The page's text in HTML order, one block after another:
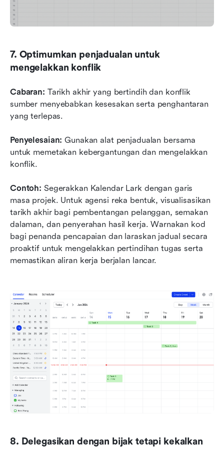
7. Optimumkan penjadualan untuk
mengelakkan konflik
Cabaran: Tarikh akhir yang bertindih dan konflik
sumber menyebabkan kesesakan serta penghantaran
yang terlepas.
Penyelesaian: Gunakan alat penjadualan bersama
untuk memetakan kebergantungan dan mengelakkan
konflik.
Contoh: Segerakkan Kalendar Lark dengan garis
masa projek. Untuk agensi reka bentuk, visualisasikan
tarikh akhir bagi pembentangan pelanggan, semakan
dalaman, dan penyerahan hasil kerja. Warnakan kod
bagi penanda pencapaian dan laraskan jadual secara
proaktif untuk mengelakkan pertindihan tugas serta
memastikan aliran kerja berjalan lancar.
8. Delegasikan dengan bijak tetapi kekalkan